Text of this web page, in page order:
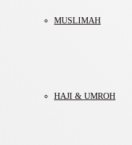
MUSLIMAH
HAJI & UMROH